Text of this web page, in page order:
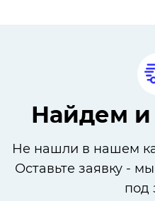
Найдем
Не нашли в нашем
Оставьте заявку -
под